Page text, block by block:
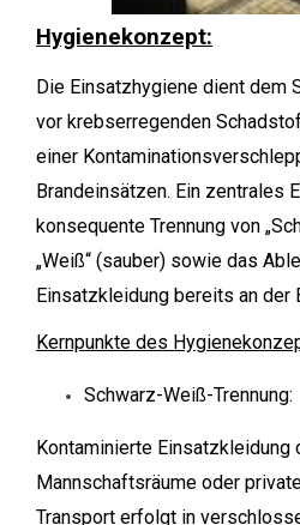
Hygienekonzept:
Die Einsatzhygiene dient dem
vor krebserregenden
einer
Brandeinsätzen. Ein zentrales
konsequente Trennung von
„Weiß“ (sauber) sowie das
Einsatzkleidung bereits an der
Kernpunkte des
Schwarz-Weiß-Trennung:
Kontaminierte Einsatzkleidung
Mannschaftsräume oder
Transport erfolgt in